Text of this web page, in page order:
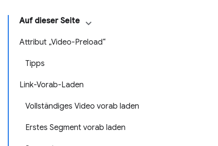
Auf dieser Seite
Attribut „Video-Preload“
Tipps
Link-Vorab-Laden
Vollständiges Video vorab laden
Erstes Segment vorab laden